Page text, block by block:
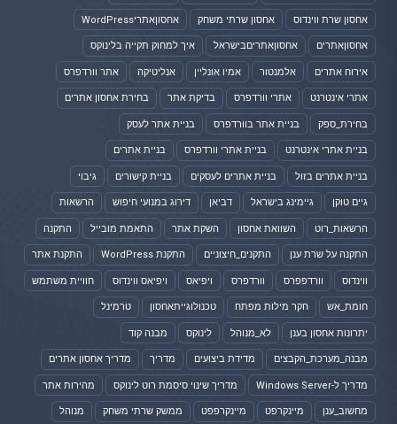
אחסון שרת ווינדוס אחסון שרתי משחק אחסוןאתריWordPress
אחסוןאתרים אחסוןאתריםבישראל איך למחוק תקייה בלינוקס
אירוח אתרים אלמנטור אמיו אונליין אנליטיקה אתר וורדפרס
אתרי אינטרנט אתרי וורדפרס בדיקת אתר בחירת אחסון אתרים
בחירת_ספק בניית אתר בוורדפרס בניית אתר לעסק
בניית אתרי אינטרנט בניית אתרי וורדפרס בניית אתרים
בניית אתרים בזול בניית אתרים לעסקים בניית קישורים גיבוי
גיים טוקן גיימינג בישראל דביאן דירוג במנועי חיפוש הרשאות
הרשאות_רוט השוואת אחסון השקת אתר התאמת מובייל התקנה
התקנה על שרת ענן התקנים_חיצוניים התקנת WordPress התקנת אתר
ווינדוס וורדפפרס וורדפרס ויפיאס ויפיאס ווינדוס חוויית משתמש
חומת_אש חקר מילות מפתח טכנולוגייתאחסון טרמינל
יתרונות אחסון בענן לא_מנוהל לינוקס מבנה קוד
מבנה_מערכת_הקבצים מדידת ביצועים מדריך מדריך אחסון אתרים
מדריך ל-Windows Server מדריך שינוי סיסמת רוט לינוקס מהירות אתר
מחשוב_ענן מיינקרפט מיינקרפפט ממשק שרתי משחק מנוהל